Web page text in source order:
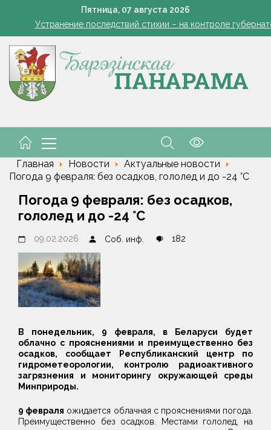
Пятница, 07 августа 2026
поручил вернуть в севооборот все поля Минской
Устранение последствий стихии – на контроле
Да трыццаці кубоў за змену
Марковские – одно сердце на всех
поручил вернуть в севооборот все поля Минской
Да трыццаці кубоў за змену
Главная Новости
Актуальные новости
Погода 9 февраля: без осадков, гололед и до -24 °С
Погода 9 февраля: без осадков,
гололед и до -24 °С
09.02.2026 Соб. инф. 182
В понедельник, 9 февраля, в Беларуси будет
облачно с прояснениями и преимущественно без
осадков, сообщает Республиканский центр по
гидрометеорологии, контролю радиоактивного
загрязнения и мониторингу окружающей среды
Минприроды.
9 февраля ожидается облачная с прояснениями погода.
Преимущественно без осадков. Местами гололед, на